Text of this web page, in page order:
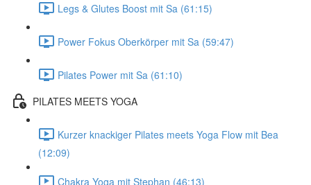
Legs & Glutes Boost mit Sa (61:15)
Power Fokus Oberkörper mit Sa (59:47)
Pilates Power mit Sa (61:10)
PILATES MEETS YOGA
Kurzer knackiger Pilates meets Yoga Flow mit Bea
(12:09)
Chakra Yoga mit Stephan (46:13)